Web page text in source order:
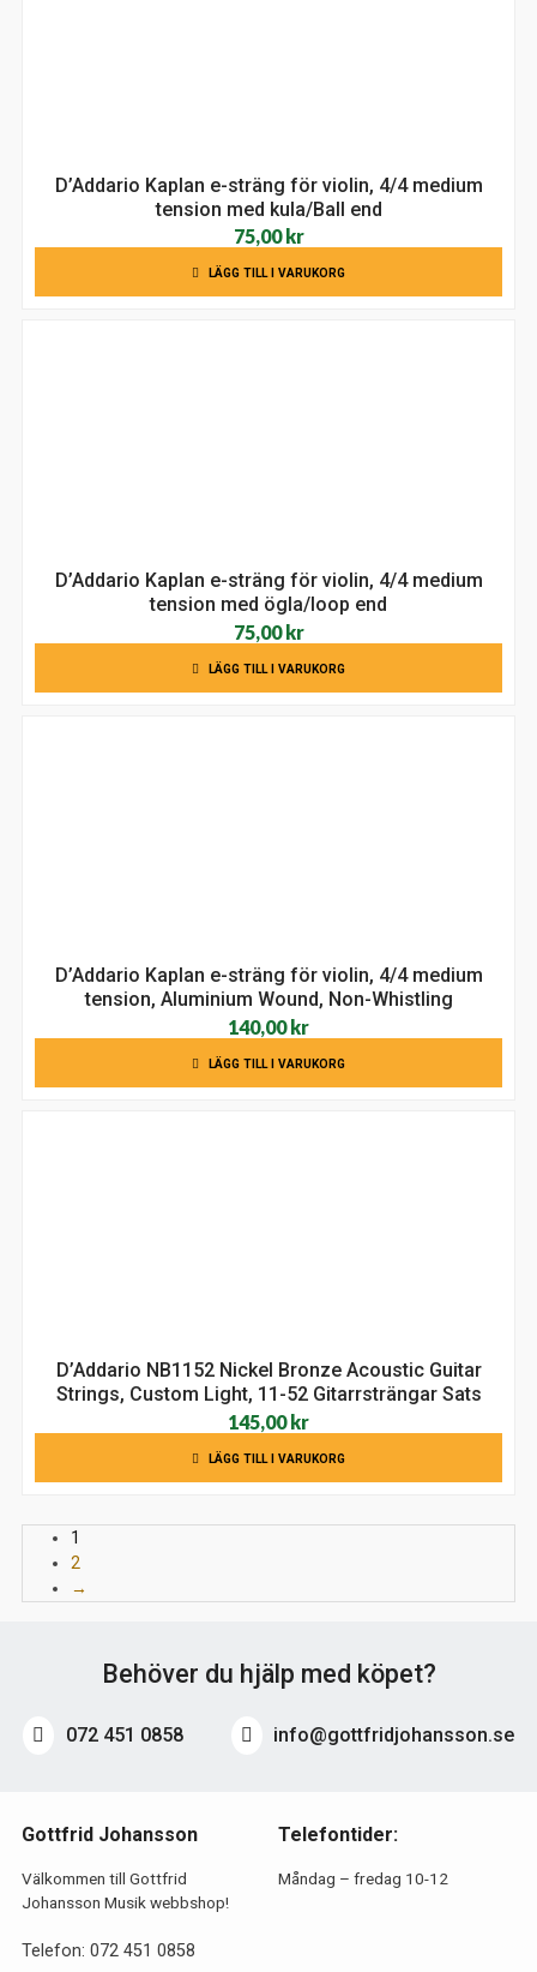
D’Addario Kaplan e-sträng för violin, 4/4 medium
tension med kula/Ball end
75,00 kr
LÄGG TILL I VARUKORG
D’Addario Kaplan e-sträng för violin, 4/4 medium
tension med ögla/loop end
75,00kr
LÄGG TILL I VARUKORG
D’Addario Kaplan e-sträng för violin, 4/4 medium
tension, Aluminium Wound, Non-Whistling
140,00kr
LÄGG TILL I VARUKORG
D’Addario NB1152 Nickel Bronze Acoustic Guitar
Strings, Custom Light, 11-52 Gitarrsträngar Sats
145,00kr
LÄGG TILL I VARUKORG
1
2
→
Behöver du hjälp med köpet?
072 451 0858 info@gottfridjohansson.se
Gottfrid Johansson
Välkommen till Gottfrid
Johansson Musik webbshop!
Telefon: 072 451 0858
Telefontider:
Måndag – fredag 10-12